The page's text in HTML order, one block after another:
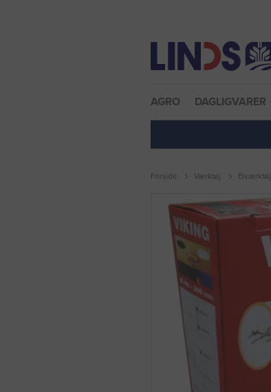
AGRO DAGLIGVARER
Forside Værktøj Elværktøj